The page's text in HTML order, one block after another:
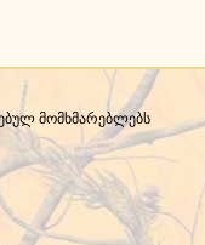
მომხმარებლებს